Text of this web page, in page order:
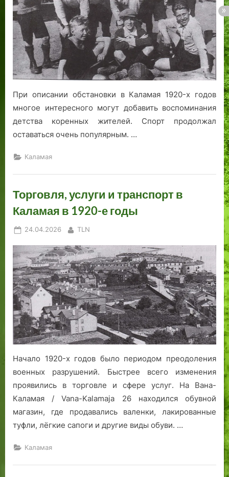
При описании обстановки в Каламая 1920-х годов
многое интересного могут добавить воспоминания
детства коренных жителей. Спорт продолжал
оставаться очень популярным. …
Каламая
Торговля, услуги и транспорт в
Каламая в 1920-е годы
Posted
24.04.2026 By
TLN
Начало 1920-х годов было периодом преодоления
военных разрушений. Быстрее всего изменения
проявились в торговле и сфере услуг. На Вана-
Каламая / Vana-Kalamaja 26 находился обувной
магазин, где продавались валенки, лакированные
туфли, лёгкие сапоги и другие виды обуви. …
Каламая